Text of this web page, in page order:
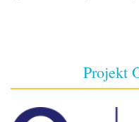
Projekt